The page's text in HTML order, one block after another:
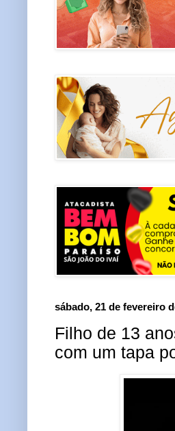
sábado, 21 de fevereiro
Filho de 13
com um tapa